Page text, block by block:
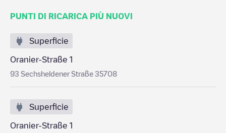
PUNTI DI RICARICA PIÙ NUOVI
Superficie
Oranier-Straße 1
93 Sechsheldener Straße 35708
Superficie
Oranier-Straße 1